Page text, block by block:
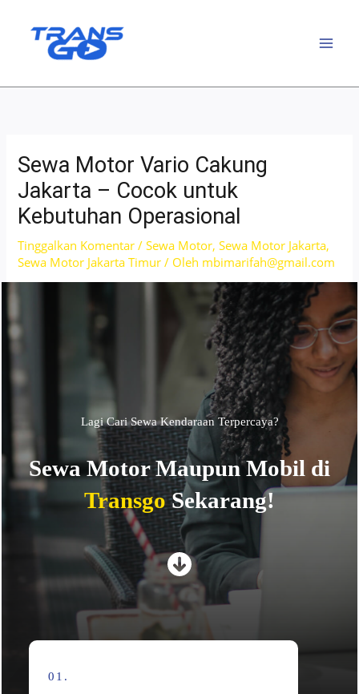
Sewa Motor Vario Cakung
Jakarta – Cocok untuk
Kebutuhan Operasional
Tinggalkan Komentar /Sewa Motor,Sewa Motor Jakarta,
Sewa Motor Jakarta Timur / Oleh mbimarifah@gmail.com
Lagi Cari Sewa Kendaraan Terpercaya?
Sewa Motor Maupun Mobil di
Transgo Sekarang!
01.